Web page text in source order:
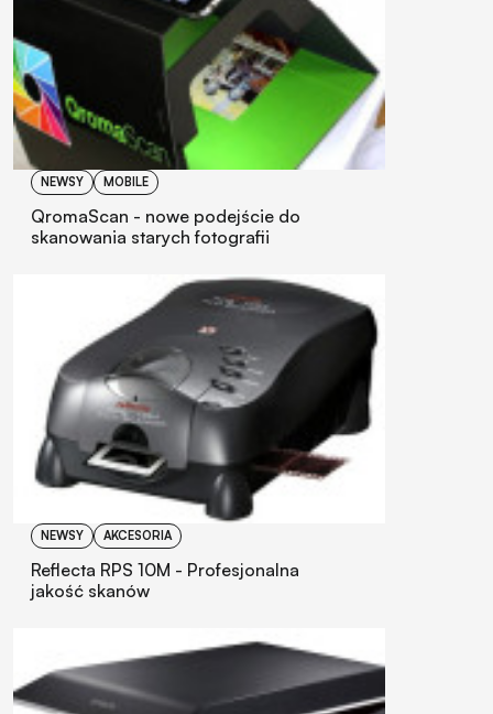
NEWSY MOBILE
QromaScan - nowe podejście do
skanowania starych fotografii
NEWSY AKCESORIA
Reflecta RPS 10M - Profesjonalna
jakość skanów